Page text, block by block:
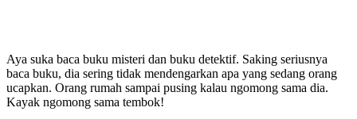
Aya suka baca buku misteri dan buku detektif. Saking seriusnya
baca buku, dia sering tidak mendengarkan apa yang sedang orang
ucapkan. Orang rumah sampai pusing kalau ngomong sama dia.
Kayak ngomong sama tembok!